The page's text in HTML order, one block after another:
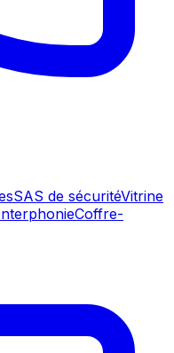
SAS de sécuritéVitrine
Coffre-